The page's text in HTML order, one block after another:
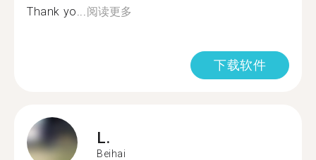
Thank yo...阅读更多
下载软件
L.
Beihai